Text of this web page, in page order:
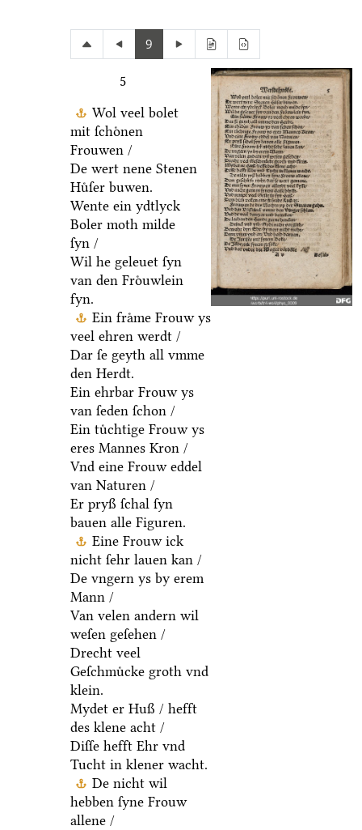
9
5
Wol veel bolet
mit ſchoͤnen
Frouwen /
De wert nene Stenen
Huͤſer buwen.
Wente ein ydtlyck
Boler moth milde
ſyn /
Wil he geleuet ſyn
van den Froͤuwlein
fyn.
Ein fraͤme Frouw ys
veel ehren werdt /
Dar ſe geyth all vmme
den Herdt.
Ein ehrbar Frouw ys
van ſeden ſchon /
Ein tuͤchtige Frouw ys
eres Mannes Kron /
Vnd eine Frouw eddel
van Naturen /
Er pryß ſchal ſyn
bauen alle Figuren.
Eine Frouw ick
nicht ſehr lauen kan /
De vngern ys by erem
Mann /
Van velen andern wil
weſen geſehen /
Drecht veel
Geſchmuͤcke groth vnd
klein.
Mydet er Huß / hefft
des klene acht /
Diſſe hefft Ehr vnd
Tucht in klener wacht.
De nicht wil
hebben ſyne Frouw
allene /